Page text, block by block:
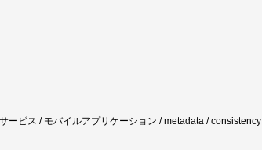
ービス / モバイルアプリケーション / metadata / consistency